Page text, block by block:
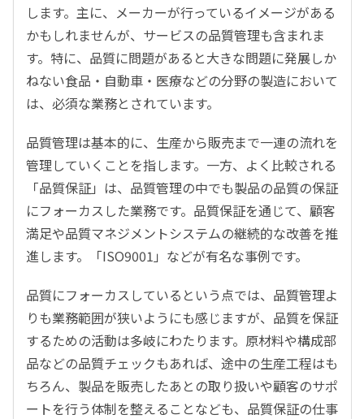
します。主に、メーカーが行っているイメージがある
かもしれませんが、サービスの品質管理も含まれま
す。特に、品質に問題があると大きな問題に発展しか
ねない食品・自動車・医療などの分野の製造において
は、必須な業務とされています。
品質管理は基本的に、生産から販売まで一連の流れを
管理していくことを指します。一方、よく比較される
「品質保証」は、品質管理の中でも製品の品質の保証
にフォーカスした業務です。品質保証を通じて、顧客
満足や品質マネジメントシステムの継続的な改善を推
進します。「ISO9001」などが有名な事例です。
品質にフォーカスしているという点では、品質管理よ
りも業務範囲が狭いようにも感じますが、品質を保証
するための活動は多岐にわたります。原材料や構成部
品などの品質チェックもあれば、途中の生産工程はも
ちろん、製品を販売したあとの取り扱いや顧客のサポ
ートを行う体制を整えることなども、品質保証の仕事